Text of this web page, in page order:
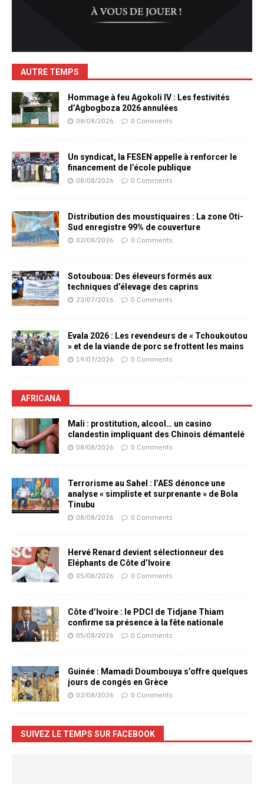
AUTRE TEMPS
Hommage à feu Agokoli IV : Les festivités
d’Agbogboza 2026 annulées
08/08/2026 0 Comments
Un syndicat, la FESEN appelle à renforcer le
financement de l’école publique
08/08/2026 0 Comments
Distribution des moustiquaires : La zone Oti-
Sud enregistre 99% de couverture
02/08/2026 0 Comments
Sotouboua: Des éleveurs formés aux
techniques d’élevage des caprins
23/07/2026 0 Comments
Evala 2026 : Les revendeurs de « Tchoukoutou
» et de la viande de porc se frottent les mains
19/07/2026 0 Comments
AFRICANA
Mali : prostitution, alcool… un casino
clandestin impliquant des Chinois démantelé
08/08/2026 0 Comments
Terrorisme au Sahel : l’AES dénonce une
analyse « simpliste et surprenante » de Bola
Tinubu
08/08/2026 0 Comments
Hervé Renard devient sélectionneur des
Eléphants de Côte d’Ivoire
05/08/2026 0 Comments
Côte d’Ivoire : le PDCI de Tidjane Thiam
confirme sa présence à la fête nationale
05/08/2026 0 Comments
Guinée : Mamadi Doumbouya s’offre quelques
jours de congés en Grèce
02/08/2026 0 Comments
SUIVEZ LE TEMPS SUR FACEBOOK